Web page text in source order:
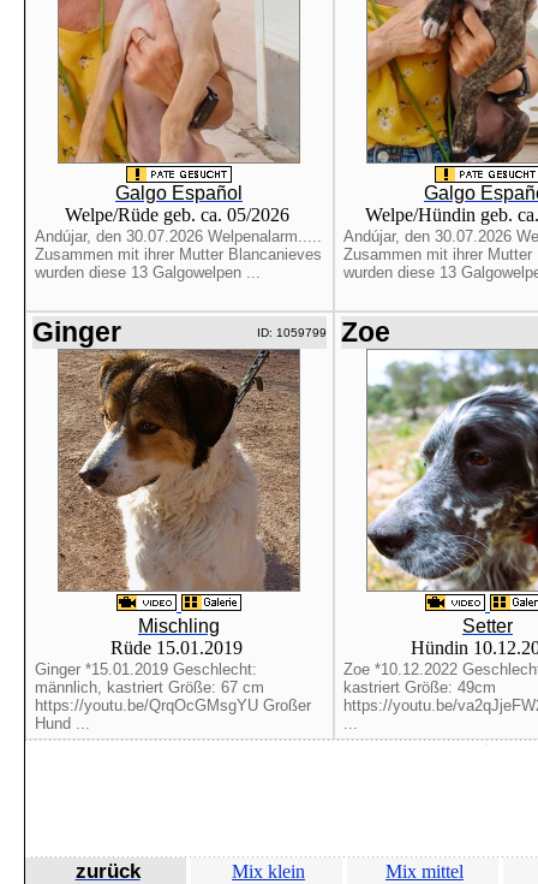
Galgo Español
Welpe/Rüde geb. ca. 05/2026
Andújar, den 30.07.2026 Welpenalarm.....
Zusammen mit ihrer Mutter Blancanieves
wurden diese 13 Galgowelpen ...
Galgo
Welpe/Hündin geb.
Andújar, den 30.07.2026
Zusammen mit ihrer Mutter
wurden diese 13
Ginger ID: 1059799
Mischling
Rüde 15.01.2019
Ginger *15.01.2019 Geschlecht:
männlich, kastriert Größe: 67 cm
https://youtu.be/QrqOcGMsgYU Großer
Hund ...
Zoe
Setter
Hündin
Zoe *10.12.2022
kastriert Größe: 49cm
https://youtu.be/
...
zurück Mix klein
Mix mittel